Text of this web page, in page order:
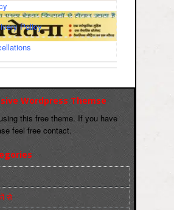
Policy
Wordpress Themse
this free theme. If you have
feel free contact.
से